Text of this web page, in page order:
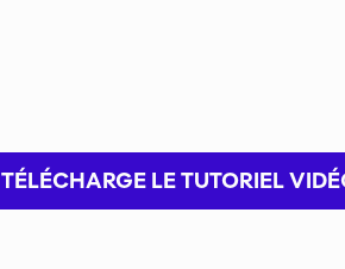
TÉLÉCHARGE LE TUTORIEL